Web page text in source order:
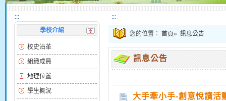
:::
學校介紹
校史沿革
組織成員
地理位置
學生概況
:::
您的位置： 首頁» 訊息公告
訊息公告
大手牽小手-創意悅讀活